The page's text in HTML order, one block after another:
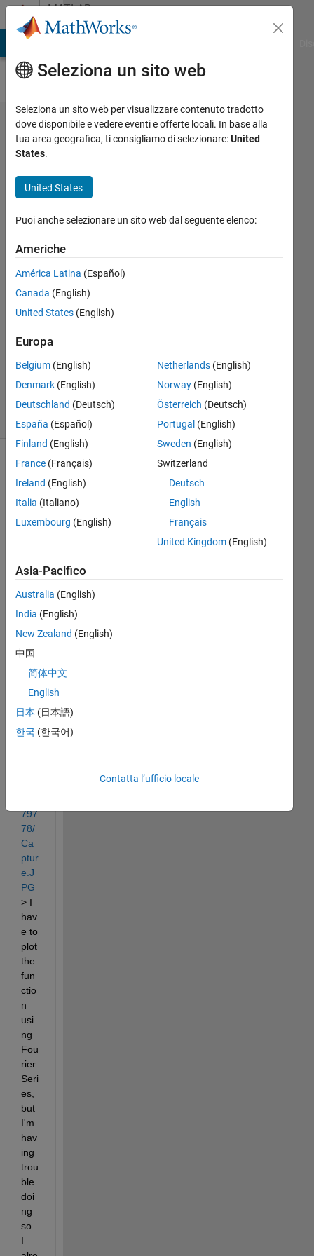
Vai al contenutoMATLAB
Answers
Plot a
function
Fouier
Hailey
2017
1
Risposta
Aggiornato
2020
3
Visualizzazioni
(30 giorni)
image.png
Capture.JPG
</m
atla
bce
ntra
l/an
swe
rs/u
797
78/
Ca
ptur
e.J
PG
> I
hav
e to
plot
the
fun
ctio
n
usi
ng
Fou
rier
Seri
es,
but
I'm
hav
ing
trou
ble
doi
ng
so.
I
Seleziona un sito web
Seleziona un sito web per visualizzare contenuto tradotto
dove disponibile e vedere eventi e offerte locali. In base alla
tua area geografica, ti consigliamo di selezionare:United
States.
United States
Puoi anche selezionare un sito web dal seguente elenco:
Americhe
América Latina (Español)
Canada (English)
United States (English)
Europa
Belgium (English)
Denmark (English)
Deutschland (Deutsch)
España (Español)
Finland (English)
France (Français)
Ireland (English)
Italia (Italiano)
Luxembourg (English)
Netherlands(English)
Norway(English)
Österreich (Deutsch)
Portugal (English)
Sweden (English)
Switzerland
Deutsch
English
Français
United Kingdom(English)
Asia-Pacifico
Australia (English)
India (English)
New Zealand (English)
中国
简体中文
English
日本 (日本語)
한국 (한국어)
Contatta l’ufficio locale